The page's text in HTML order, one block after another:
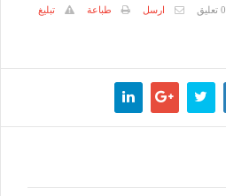
0 تعليق ارسل طباعة
تبليغ